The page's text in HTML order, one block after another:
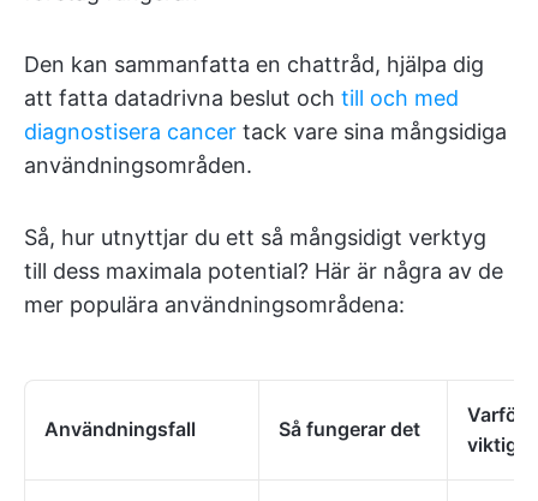
Den kan sammanfatta en chattråd, hjälpa dig
att fatta datadrivna beslut och till och med
diagnostisera cancer tack vare sina mångsidiga
användningsområden.
Så, hur utnyttjar du ett så mångsidigt verktyg
till dess maximala potential? Här är några av de
mer populära användningsområdena:
Användningsfall Så fungerar det
Varför
viktigt